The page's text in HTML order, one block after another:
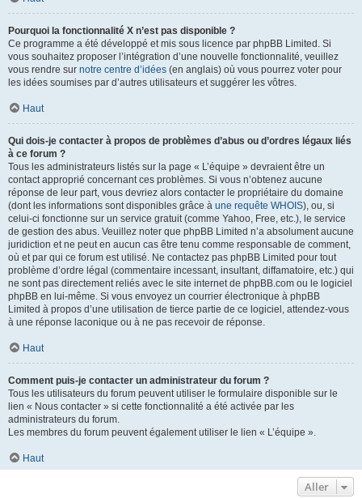
Pourquoi la fonctionnalité X n’est pas disponible ?
Ce programme a été développé et mis sous licence par phpBB Limited. Si
vous souhaitez proposer l’intégration d’une nouvelle fonctionnalité, veuillez
vous rendre sur notre centre d’idées (en anglais) où vous pourrez voter pour
les idées soumises par d’autres utilisateurs et suggérer les vôtres.
Haut
Qui dois-je contacter à propos de problèmes d’abus ou d’ordres légaux liés
à ce forum ?
Tous les administrateurs listés sur la page « L’équipe » devraient être un
contact approprié concernant ces problèmes. Si vous n’obtenez aucune
réponse de leur part, vous devriez alors contacter le propriétaire du domaine
(dont les informations sont disponibles grâce à une requête WHOIS), ou, si
celui-ci fonctionne sur un service gratuit (comme Yahoo, Free, etc.), le service
de gestion des abus. Veuillez noter que phpBB Limited n’a absolument aucune
juridiction et ne peut en aucun cas être tenu comme responsable de comment,
où et par qui ce forum est utilisé. Ne contactez pas phpBB Limited pour tout
problème d’ordre légal (commentaire incessant, insultant, diffamatoire, etc.) qui
ne sont pas directement reliés avec le site internet de phpBB.com ou le logiciel
phpBB en lui-même. Si vous envoyez un courrier électronique à phpBB
Limited à propos d’une utilisation de tierce partie de ce logiciel, attendez-vous
à une réponse laconique ou à ne pas recevoir de réponse.
Haut
Comment puis-je contacter un administrateur du forum ?
Tous les utilisateurs du forum peuvent utiliser le formulaire disponible sur le
lien « Nous contacter » si cette fonctionnalité a été activée par les
administrateurs du forum.
Les membres du forum peuvent également utiliser le lien « L’équipe ».
Haut
Aller